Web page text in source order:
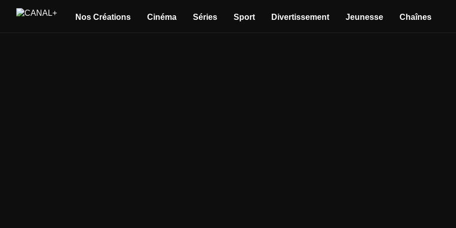
Nos Créations Cinéma Séries Sport Divertissement Jeunesse Chaînes